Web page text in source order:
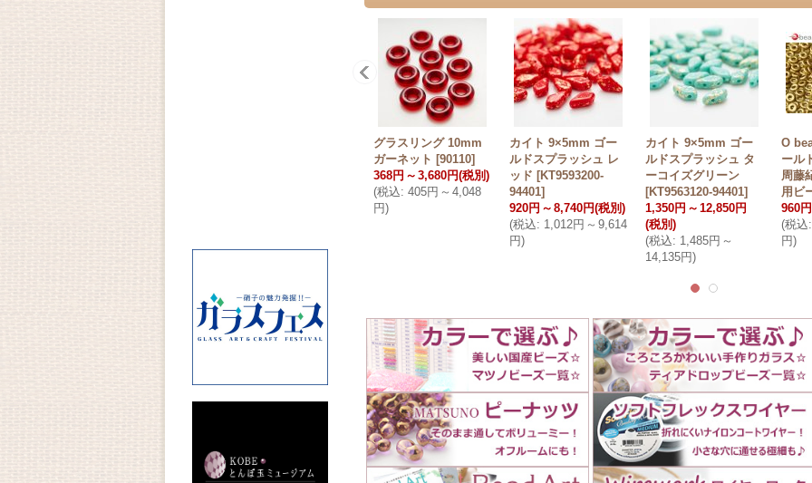
グラスリング 10mm
ガーネット [90110]
368円 ～ 3,680円(税別)
(税込: 405円 ～ 4,048
円)
カイト 9×5mm ゴー
ルドスプラッシュ レ
ッド [KT9593200-
94401]
920円 ～ 8,740円(税別)
(税込: 1,012円 ～ 9,614
円)
カイト 9×5mm ゴー
ルドスプラッシュ タ
ーコイズグリーン
[KT9563120-94401]
1,350円 ～ 12,850円
(税別)
(税込: 1,485円 ～
14,135円)
O
ール
周藤
用ビ
960円
(税込:
円)